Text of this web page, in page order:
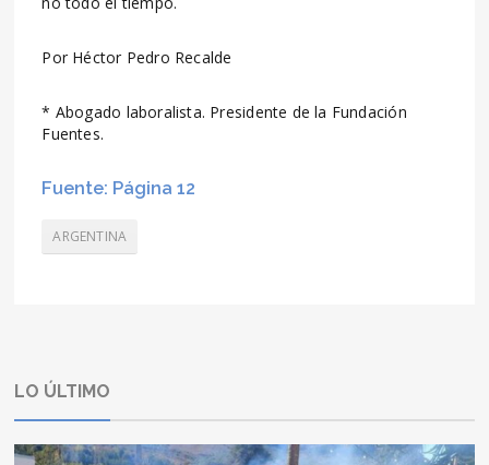
Por Héctor Pedro Recalde
* Abogado laboralista. Presidente de la Fundación
Fuentes.
Fuente: Página 12
ARGENTINA
LO ÚLTIMO